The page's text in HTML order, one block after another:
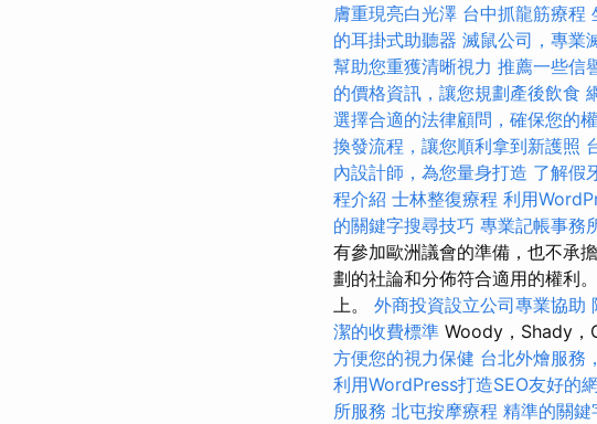
膚重現亮白光澤 台中抓龍筋療程
的耳掛式助聽器 滅鼠公司，專業
幫助您重獲清晰視力 推薦一些信
的價格資訊，讓您規劃產後飲食
選擇合適的法律顧問，確保您的
換發流程，讓您順利拿到新護照
內設計師，為您量身打造 了解假
程介紹 士林整復療程 利用
的關鍵字搜尋技巧 專業記帳事務
有參加歐洲議會的準備，也不承
劃的社論和分佈符合適用的權利
上。 外商投資設立公司專業協助
潔的收費標準 Woody，Shady，
方便您的視力保健 台北外燴服務
利用WordPress打造SEO友好的
所服務 北屯按摩療程 精準的關鍵